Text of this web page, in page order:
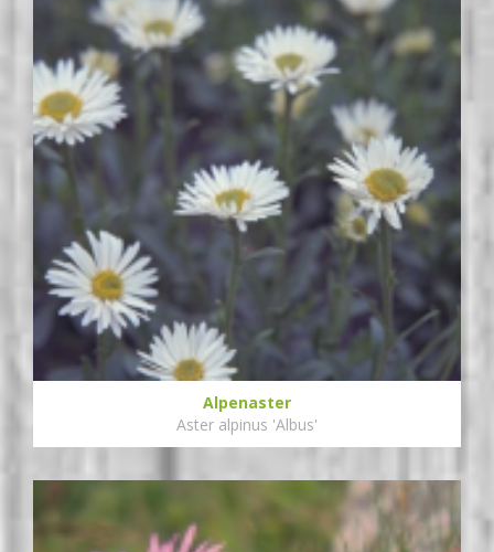
Alpenaster
Aster alpinus 'Albus'